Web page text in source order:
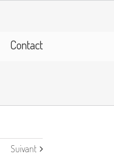
Contact
Suivant